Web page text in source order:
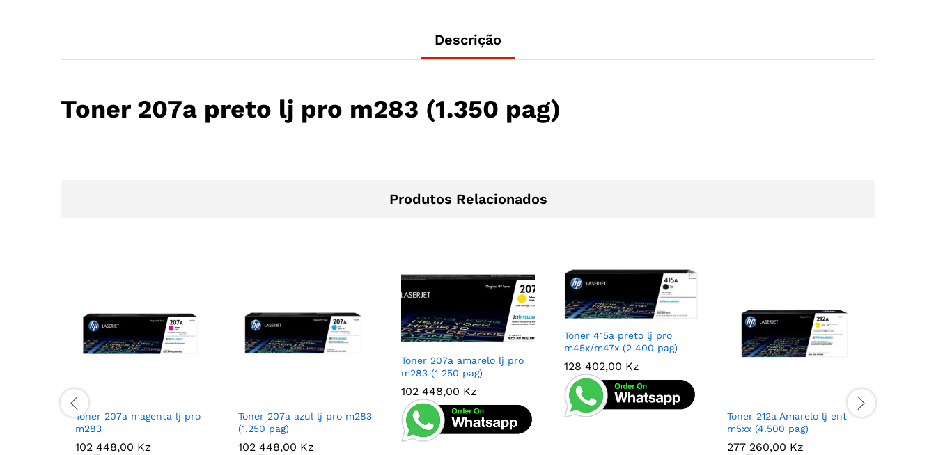
Descrição
Toner 207a preto lj pro m283 (1.350 pag)
Produtos Relacionados
Toner 207a magenta lj pro
m283
102 448,00 Kz
102 448,00 Kz
Toner 207a azul lj pro m283
(1.250 pag)
102 448,00 Kz
102 448,00 Kz
Toner 207a amarelo lj pro
m283 (1 250 pag)
102 448,00 Kz
102 448,00 Kz
Toner 415a preto lj pro
m45x/m47x (2 400 pag)
128 402,00 Kz
128 402,00 Kz
Toner 212a Amarelo lj ent
m5xx (4.500 pag)
277 260,00 Kz
277 260,00 Kz